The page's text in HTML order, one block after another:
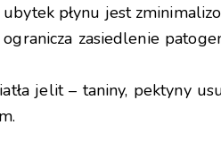
płynu jest
zasiedlenie
jelit – taniny, pektyny